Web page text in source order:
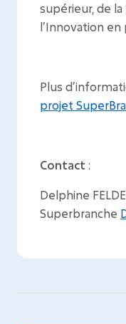
supérieur, de
l’Innovation en
Plus
projet
Contact :
Delphine
Superbranche